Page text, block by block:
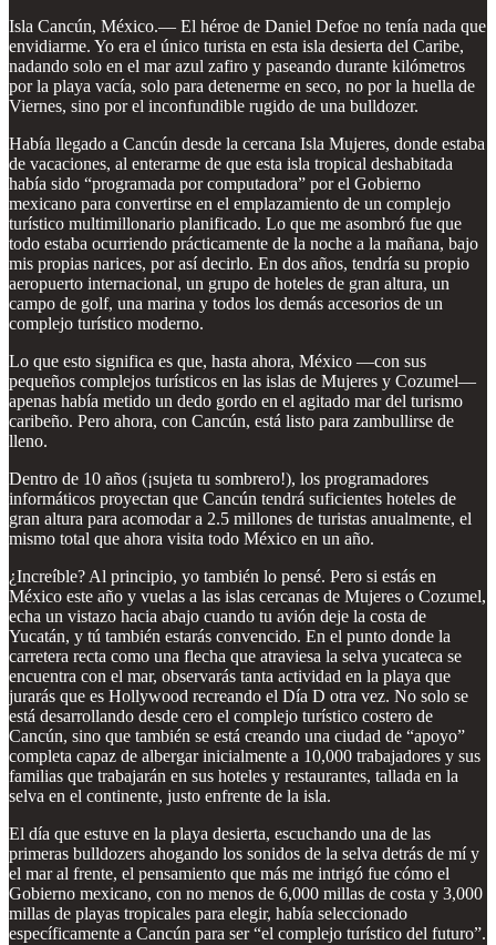
Isla Cancún, México.— El héroe de Daniel Defoe no tenía nada que
envidiarme. Yo era el único turista en esta isla desierta del Caribe,
nadando solo en el mar azul zafiro y paseando durante kilómetros
por la playa vacía, solo para detenerme en seco, no por la huella de
Viernes, sino por el inconfundible rugido de una bulldozer.
Había llegado a Cancún desde la cercana Isla Mujeres, donde estaba
de vacaciones, al enterarme de que esta isla tropical deshabitada
había sido “programada por computadora” por el Gobierno
mexicano para convertirse en el emplazamiento de un complejo
turístico multimillonario planificado. Lo que me asombró fue que
todo estaba ocurriendo prácticamente de la noche a la mañana, bajo
mis propias narices, por así decirlo. En dos años, tendría su propio
aeropuerto internacional, un grupo de hoteles de gran altura, un
campo de golf, una marina y todos los demás accesorios de un
complejo turístico moderno.
Lo que esto significa es que, hasta ahora, México —con sus
pequeños complejos turísticos en las islas de Mujeres y Cozumel—
apenas había metido un dedo gordo en el agitado mar del turismo
caribeño. Pero ahora, con Cancún, está listo para zambullirse de
lleno.
Dentro de 10 años (¡sujeta tu sombrero!), los programadores
informáticos proyectan que Cancún tendrá suficientes hoteles de
gran altura para acomodar a 2.5 millones de turistas anualmente, el
mismo total que ahora visita todo México en un año.
¿Increíble? Al principio, yo también lo pensé. Pero si estás en
México este año y vuelas a las islas cercanas de Mujeres o Cozumel,
echa un vistazo hacia abajo cuando tu avión deje la costa de
Yucatán, y tú también estarás convencido. En el punto donde la
carretera recta como una flecha que atraviesa la selva yucateca se
encuentra con el mar, observarás tanta actividad en la playa que
jurarás que es Hollywood recreando el Día D otra vez. No solo se
está desarrollando desde cero el complejo turístico costero de
Cancún, sino que también se está creando una ciudad de “apoyo”
completa capaz de albergar inicialmente a 10,000 trabajadores y sus
familias que trabajarán en sus hoteles y restaurantes, tallada en la
selva en el continente, justo enfrente de la isla.
El día que estuve en la playa desierta, escuchando una de las
primeras bulldozers ahogando los sonidos de la selva detrás de mí y
el mar al frente, el pensamiento que más me intrigó fue cómo el
Gobierno mexicano, con no menos de 6,000 millas de costa y 3,000
millas de playas tropicales para elegir, había seleccionado
específicamente a Cancún para ser “el complejo turístico del futuro”.